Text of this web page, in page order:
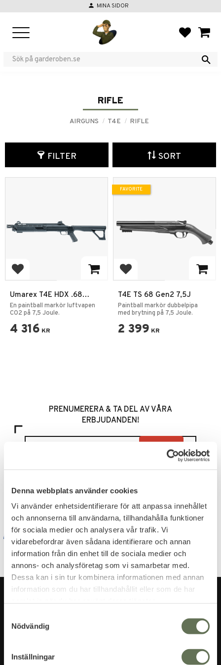
Denna webbplats använder cookies
Vi använder enhetsidentifierare för att anpassa innehållet
och annonserna till användarna, tillhandahålla funktioner
för sociala medier och analysera vår trafik. Vi
vidarebefordrar även sådana identifierare och annan
information från din enhet till de sociala medier och
annons- och analysföretag som vi samarbetar med.
Dessa kan i sin tur kombinera informationen med annan
information som du har tillhandahållit eller som de har
Nödvändig
Inställningar
person MINA SIDOR
RIFLE
AIRGUNS T4E RIFLE
FILTER SORT
Add to favorites
Umarex T4E HDX .68
Pump-action
En paintball markör luftvapen
CO2 på 7,5 Joule.
4 316 KR
Add to favorites
T4E TS 68 Gen2 7,5J
Paintball markör dubbelpipa
med brytning på 7,5 Joule.
2 399 KR
FAVORITE
PRENUMERERA & TA DEL AV VÅRA
ERBJUDANDEN!
integritetspolicy